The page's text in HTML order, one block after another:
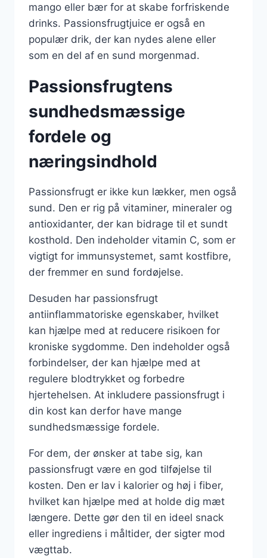
mango eller bær for at skabe forfriskende
drinks. Passionsfrugtjuice er også en
populær drik, der kan nydes alene eller
som en del af en sund morgenmad.
Passionsfrugtens
sundhedsmæssige
fordele og
næringsindhold
Passionsfrugt er ikke kun lækker, men også
sund. Den er rig på vitaminer, mineraler og
antioxidanter, der kan bidrage til et sundt
kosthold. Den indeholder vitamin C, som er
vigtigt for immunsystemet, samt kostfibre,
der fremmer en sund fordøjelse.
Desuden har passionsfrugt
antiinflammatoriske egenskaber, hvilket
kan hjælpe med at reducere risikoen for
kroniske sygdomme. Den indeholder også
forbindelser, der kan hjælpe med at
regulere blodtrykket og forbedre
hjertehelsen. At inkludere passionsfrugt i
din kost kan derfor have mange
sundhedsmæssige fordele.
For dem, der ønsker at tabe sig, kan
passionsfrugt være en god tilføjelse til
kosten. Den er lav i kalorier og høj i fiber,
hvilket kan hjælpe med at holde dig mæt
længere. Dette gør den til en ideel snack
eller ingrediens i måltider, der sigter mod
vægttab.